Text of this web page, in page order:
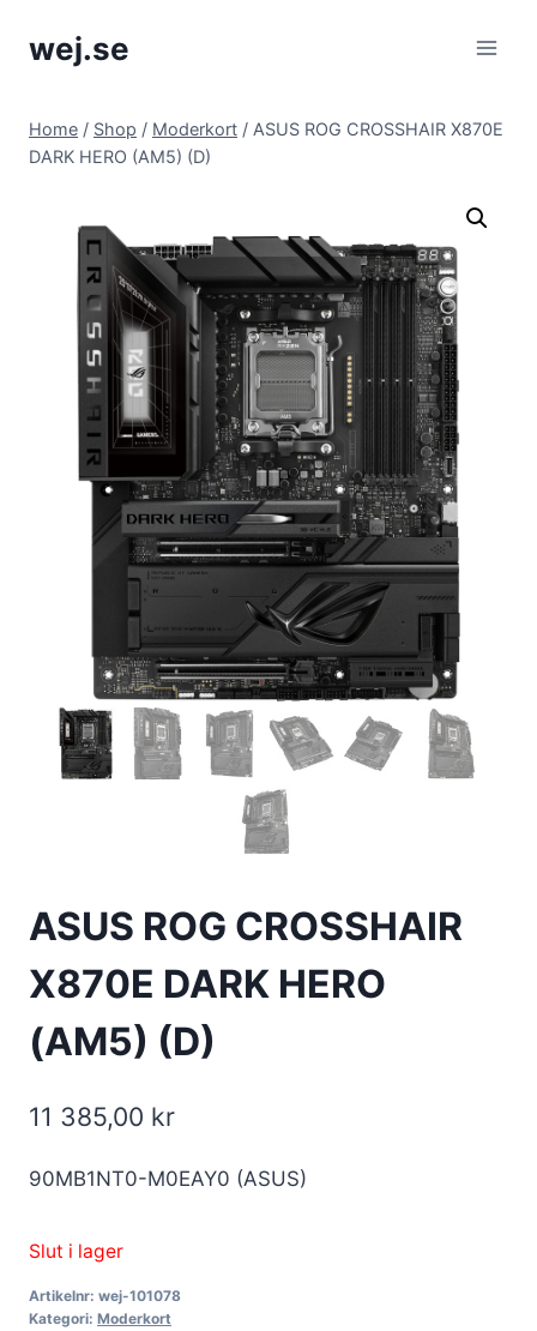
wej.se
Home / Shop / Moderkort / ASUS ROG CROSSHAIR X870E
DARK HERO (AM5) (D)
ASUS ROG CROSSHAIR
X870E DARK HERO
(AM5) (D)
11 385,00 kr
90MB1NT0-M0EAY0 (ASUS)
Slut i lager
Artikelnr: wej-101078
Kategori: Moderkort